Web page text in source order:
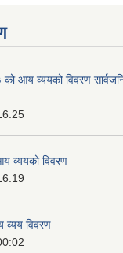
आय व्ययको विवरण
व्ययको विवरण
विवरण